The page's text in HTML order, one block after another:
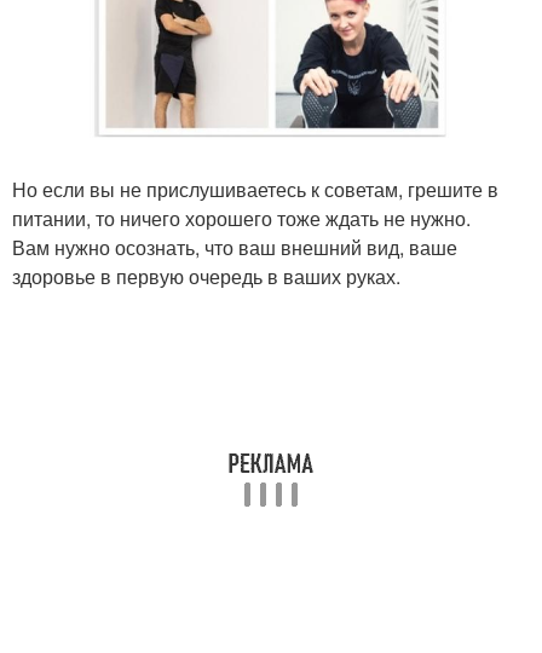
Но если вы не прислушиваетесь к советам, грешите в
питании, то ничего хорошего тоже ждать не нужно.
Вам нужно осознать, что ваш внешний вид, ваше
здоровье в первую очередь в ваших руках.